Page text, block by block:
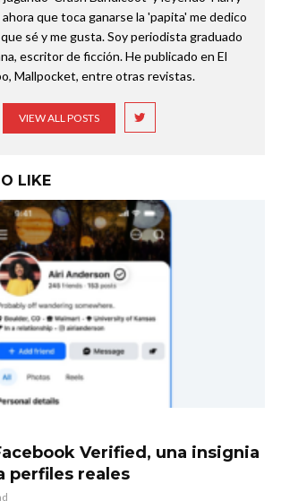
que toca ganarse la 'papita' me dedico
sé y me gusta. Soy periodista graduado
escritor de ficción. He publicado en El
Mallpocket, entre otras revistas.
VIEW ALL POSTS
LIKE
Verified, una insignia
perfiles reales